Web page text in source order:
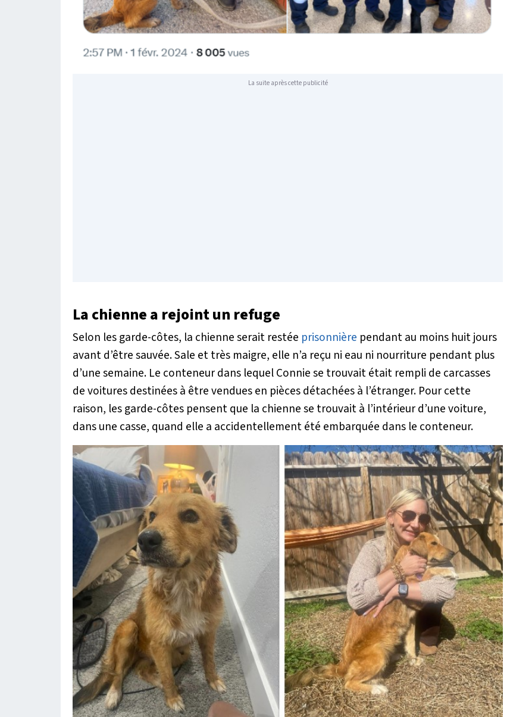
La suite après cette publicité
La chienne a rejoint un refuge
Selon les garde-côtes, la chienne serait restée prisonnière pendant au moins huit jours
avant d’être sauvée. Sale et très maigre, elle n’a reçu ni eau ni nourriture pendant plus
d’une semaine. Le conteneur dans lequel Connie se trouvait était rempli de carcasses
de voitures destinées à être vendues en pièces détachées à l’étranger. Pour cette
raison, les garde-côtes pensent que la chienne se trouvait à l’intérieur d’une voiture,
dans une casse, quand elle a accidentellement été embarquée dans le conteneur.